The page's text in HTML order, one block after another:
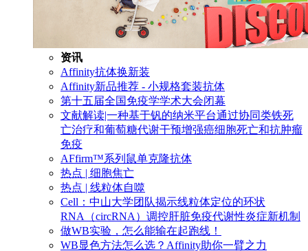
资讯
Affinity抗体换新装
Affinity新品推荐 - 小规格套装抗体
第十五届全国免疫学学术大会闭幕
文献解读|一种基于钒的纳米平台通过协同类铁死
亡治疗和葡萄糖代谢干预增强癌细胞死亡和抗肿瘤
免疫
AFfirm™系列鼠单克隆抗体
热点 | 细胞焦亡
热点 | 线粒体自噬
Cell：中山大学团队揭示线粒体定位的环状
RNA（circRNA）调控肝脏免疫代谢性炎症新机制
做WB实验，怎么能输在起跑线！
WB显色方法怎么选？Affinity助你一臂之力